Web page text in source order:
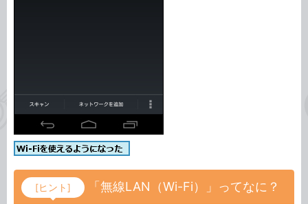
[ヒント] 「無線LAN（Wi-Fi）」ってなに？